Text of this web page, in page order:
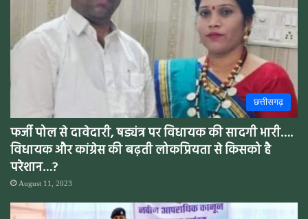
छत्तीसगढ़
फर्जी पोल से दावेदारी, षड्यंत्र पर विधायक की सादगी भारी….
विधायक और कांग्रेस की बढ़ती लोकप्रियता से किसको है
परेशान…?
August 11, 2023